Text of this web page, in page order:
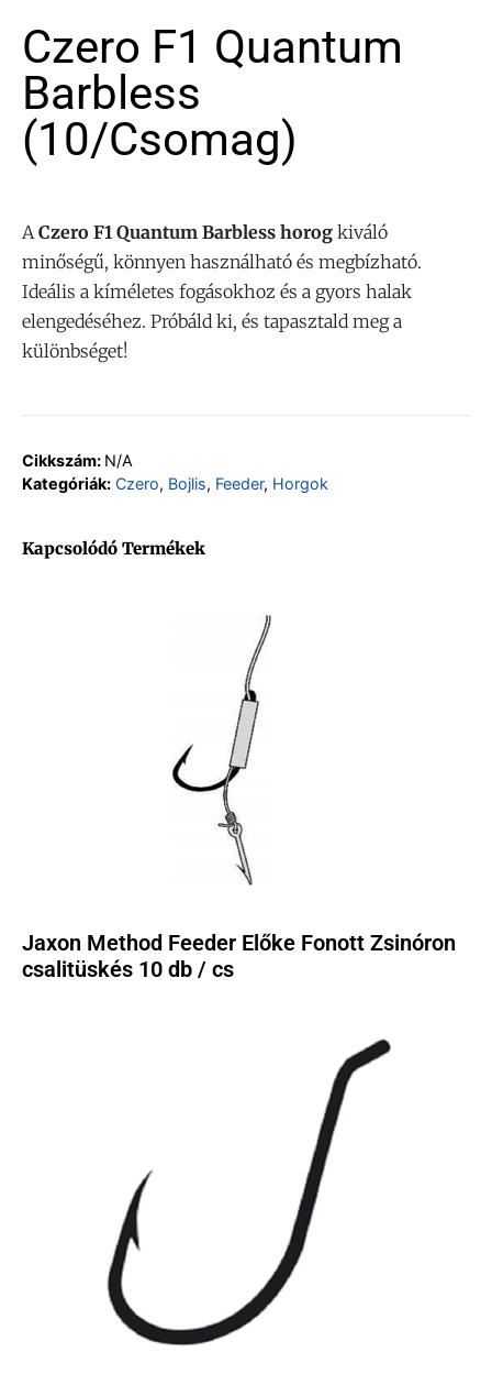
Czero F1 Quantum
Barbless
(10/csomag)
ACzero F1 Quantum Barbless horog kiváló
minőségű, könnyen használható és megbízható.
Ideális a kíméletes fogásokhoz és a gyors halak
elengedéséhez. Próbáld ki, és tapasztald meg a
különbséget!
Cikkszám: N/A
Kategóriák: Czero, Bojlis, Feeder, Horgok
Kapcsolódó Termékek
Jaxon Method Feeder Előke Fonott Zsinóron
csalitüskés 10 db / cs